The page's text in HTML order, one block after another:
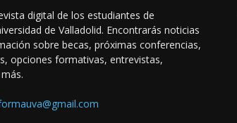
digital de los estudiantes de
de Valladolid. Encontrarás noticias
sobre becas, próximas conferencias,
opciones formativas, entrevistas,